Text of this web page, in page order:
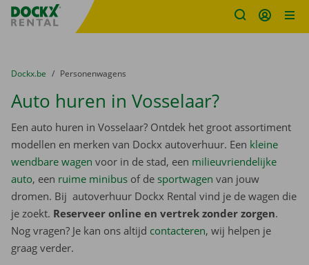
Fratello DEMO
U bevindt zich hier:
van
Dockx.be naar
Personenwagens
Auto huren in Vosselaar?
Een auto huren in Vosselaar? Ontdek het groot assortiment
modellen en merken van Dockx autoverhuur. Een kleine
wendbare wagen voor in de stad, een milieuvriendelijke
auto, een ruime minibus of de sportwagen van jouw
dromen. Bij autoverhuur Dockx Rental vind je de wagen die
je zoekt. Reserveer online en vertrek zonder zorgen.
Nog vragen? Je kan ons altijd contacteren, wij helpen je
graag verder.